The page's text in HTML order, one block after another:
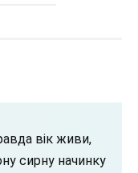
вік живи,
сирну начинку